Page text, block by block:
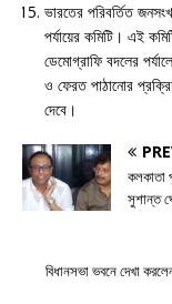
ভারতের পরিবর্তিত
পর্যায়ের কমিটি। এই
ডেমোগ্রাফি বদলের
ও ফেরত পাঠানোর
দেবে।
কলকাতা
সুশান্ত
বিধানসভা ভবনে দেখা